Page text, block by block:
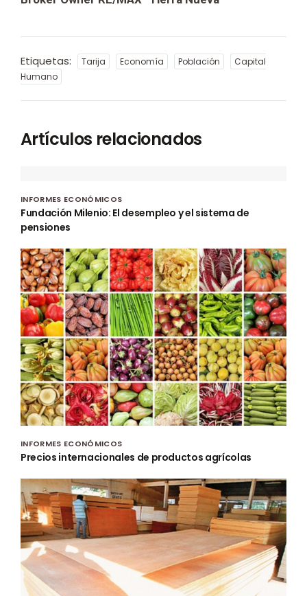
Etiquetas: Tarija Economía Población
Capital
Humano
Artículos relacionados
INFORMES ECONÓMICOS
Fundación Milenio: El desempleo y el sistema de
pensiones
INFORMES ECONÓMICOS
Precios internacionales de productos agrícolas